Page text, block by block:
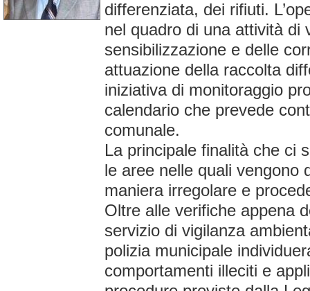
differenziata, dei rifiuti.
nel quadro di una attività di
sensibilizzazione e delle
attuazione della raccolta
iniziativa di monitoraggio
calendario che prevede
comunale.
La principale finalità che ci
le aree nelle quali vengono
maniera irregolare e
Oltre alle verifiche appena
servizio di vigilanza
polizia municipale
comportamenti illeciti e